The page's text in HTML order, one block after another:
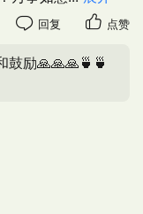
回复 点赞
鼓励🙏🙏🙏🍵🍵